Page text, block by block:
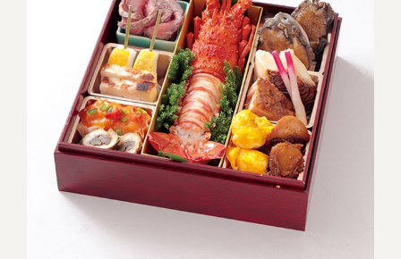
用途・シーン
ご結婚式 1.5次会・
二次会
レストラン
オンライン通販
(造り/焼物/蒸し/ボイル伊勢海老)
弁当宅配・仕出し
伊勢海老
全ての商品を見る
お造り（お刺身）
焼物
蒸し
ごちそう重
全ての商品を見る
ごちそう重
還暦重
おせち
全ての商品を見る
生おせち
海鮮鍋
海鮮ＢＢＱ